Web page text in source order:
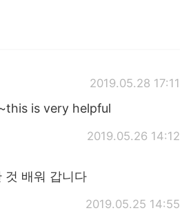
2019.05.28 17:11
is very helpful
2019.05.26 14:12
것 배워 갑니다
2019.05.25 14:55